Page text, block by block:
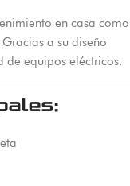
en casa como
a su diseño
de equipos eléctricos.